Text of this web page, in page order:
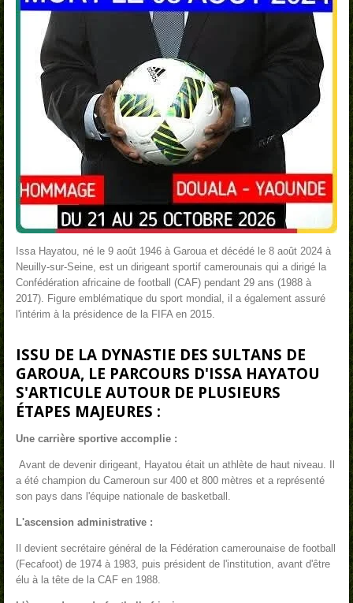
Issa Hayatou, né le 9 août 1946 à Garoua et décédé le 8 août 2024 à
Neuilly-sur-Seine, est un dirigeant sportif camerounais qui a dirigé la
Confédération africaine de football (CAF) pendant 29 ans (1988 à
2017). Figure emblématique du sport mondial, il a également assuré
l'intérim à la présidence de la FIFA en 2015.
ISSU DE LA DYNASTIE DES SULTANS DE
GAROUA, LE PARCOURS D'ISSA HAYATOU
S'ARTICULE AUTOUR DE PLUSIEURS
ÉTAPES MAJEURES :
Une carrière sportive accomplie :
Avant de devenir dirigeant, Hayatou était un athlète de haut niveau. Il
a été champion du Cameroun sur 400 et 800 mètres et a représenté
son pays dans l'équipe nationale de basketball.
L'ascension administrative :
Il devient secrétaire général de la Fédération camerounaise de football
(Fecafoot) de 1974 à 1983, puis président de l'institution, avant d'être
élu à la tête de la CAF en 1988.